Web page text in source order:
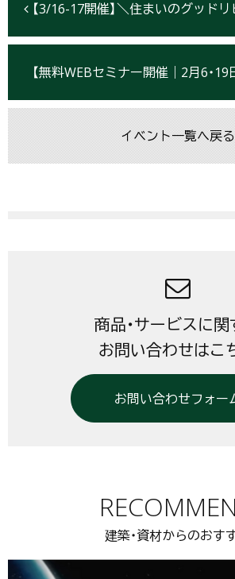
イベント一覧へ戻る
商品・サービスに関
お問い合わせはこ
お問い合わせフォー
建築・資材からのおす